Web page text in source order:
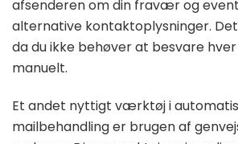
afsenderen om din fravær og
alternative kontaktoplysninger.
da du ikke behøver at besvare
manuelt.
Et andet nyttigt værktøj i
mailbehandling er brugen af